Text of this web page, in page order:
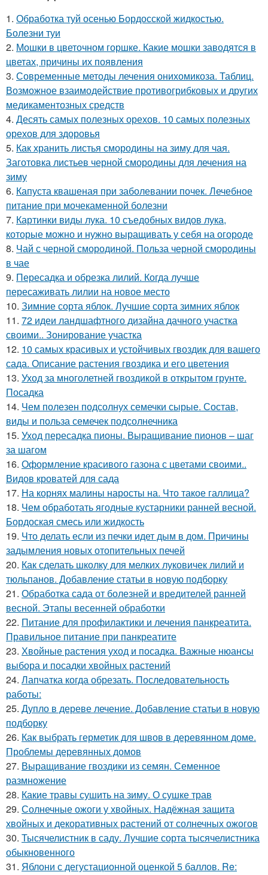
1. Обработка туй осенью Бордосской жидкостью.
Болезни туи
2. Мошки в цветочном горшке. Какие мошки заводятся в
цветах, причины их появления
3. Современные методы лечения онихомикоза. Таблиц.
Возможное взаимодействие противогрибковых и других
медикаментозных средств
4. Десять самых полезных орехов. 10 самых полезных
орехов для здоровья
5. Как хранить листья смородины на зиму для чая.
Заготовка листьев черной смородины для лечения на
зиму
6. Капуста квашеная при заболевании почек. Лечебное
питание при мочекаменной болезни
7. Картинки виды лука. 10 съедобных видов лука,
которые можно и нужно выращивать у себя на огороде
8. Чай с черной смородиной. Польза черной смородины
в чае
9. Пересадка и обрезка лилий. Когда лучше
пересаживать лилии на новое место
10. Зимние сорта яблок. Лучшие сорта зимних яблок
11. 72 идеи ландшафтного дизайна дачного участка
своими.. Зонирование участка
12. 10 самых красивых и устойчивых гвоздик для вашего
сада. Описание растения гвоздика и его цветения
13. Уход за многолетней гвоздикой в открытом грунте.
Посадка
14. Чем полезен подсолнух семечки сырые. Состав,
виды и польза семечек подсолнечника
15. Уход пересадка пионы. Выращивание пионов – шаг
за шагом
16. Оформление красивого газона с цветами своими..
Видов кроватей для сада
17. На корнях малины наросты на. Что такое галлица?
18. Чем обработать ягодные кустарники ранней весной.
Бордоская смесь или жидкость
19. Что делать если из печки идет дым в дом. Причины
задымления новых отопительных печей
20. Как сделать школку для мелких луковичек лилий и
тюльпанов. Добавление статьи в новую подборку
21. Обработка сада от болезней и вредителей ранней
весной. Этапы весенней обработки
22. Питание для профилактики и лечения панкреатита.
Правильное питание при панкреатите
23. Хвойные растения уход и посадка. Важные нюансы
выбора и посадки хвойных растений
24. Лапчатка когда обрезать. Последовательность
работы:
25. Дупло в дереве лечение. Добавление статьи в новую
подборку
26. Как выбрать герметик для швов в деревянном доме.
Проблемы деревянных домов
27. Выращивание гвоздики из семян. Семенное
размножение
28. Какие травы сушить на зиму. О сушке трав
29. Солнечные ожоги у хвойных. Надёжная защита
хвойных и декоративных растений от солнечных ожогов
30. Тысячелистник в саду. Лучшие сорта тысячелистника
обыкновенного
31. Яблони с дегустационной оценкой 5 баллов. Re: